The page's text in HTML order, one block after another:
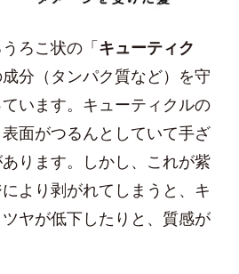
ろこ状の「キューティク
分（タンパク質など）を守
います。キューティクルの
面がつるんとしていて手ざ
ります。しかし、これが紫
より剥がれてしまうと、キ
ヤが低下したりと、質感が